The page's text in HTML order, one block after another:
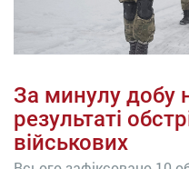
За минулу добу
результаті
військових